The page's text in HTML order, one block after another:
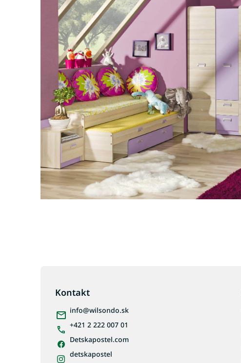
Kontakt
info@wilsondo.sk
+421 2 222 007 01
Detskapostel.com
detskapostel